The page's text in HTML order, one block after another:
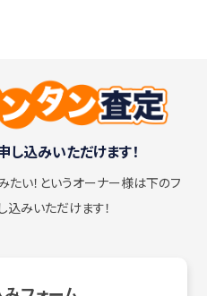
込みいただけます！
たい！ というオーナー様は下のフ
込みいただけます！